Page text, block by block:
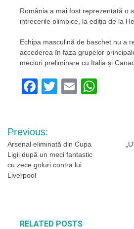
România a mai fost reprezentată o
intrecerile olimpice, la ediția de la
Echipa masculină de baschet nu a
accederea în faza grupelor
meciuri preliminare cu Italia și
Facebook
Twitter
Email
Navigare
în
articole
Previous:
Arsenal eliminată din Cupa
Ligii după un meci fantastic
cu zece goluri contra lui
Liverpool
RELATED POSTS